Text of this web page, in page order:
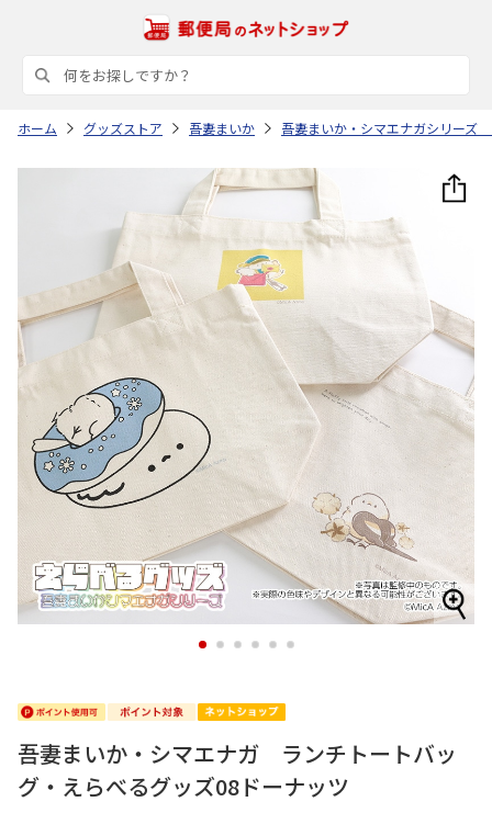
ホーム グッズストア 吾妻まいか 吾妻まいか・シマエナガシリーズ
1 2 3 4 5 6
吾妻まいか・シマエナガ ランチトートバッ
グ・えらべるグッズ08ドーナッツ